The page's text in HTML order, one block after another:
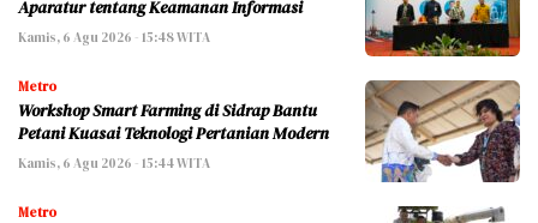
Aparatur tentang Keamanan Informasi
Kamis, 6 Agu 2026 - 15:48 WITA
Metro
Workshop Smart Farming di Sidrap Bantu
Petani Kuasai Teknologi Pertanian Modern
Kamis, 6 Agu 2026 - 15:44 WITA
Metro